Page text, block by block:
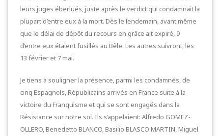
leurs juges éberlués, juste après le verdict qui condamnait la
plupart d’entre eux à la mort. Dès le lendemain, avant même
que le délai de dépôt du recours en grâce ait expiré, 9
d’entre eux étaient fusillés au Bêle. Les autres suivront, les
13 février et 7 mai.
Je tiens à souligner la présence, parmi les condamnés, de
cinq Espagnols, Républicains arrivés en France suite à la
victoire du Franquisme et qui se sont engagés dans la
Résistance sur notre sol. Ils s’appelaient: Alfredo GOMEZ-
OLLERO, Benedetto BLANCO, Basilio BLASCO MARTIN, Miguel